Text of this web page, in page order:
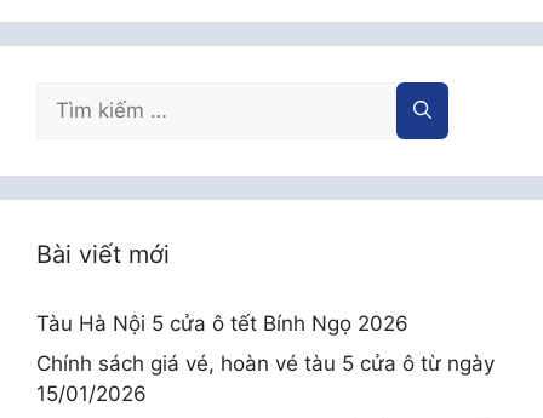
Tìm
kiếm
Bài viết mới
Tàu Hà Nội 5 cửa ô tết Bính Ngọ 2026
Chính sách giá vé, hoàn vé tàu 5 cửa ô từ ngày
15/01/2026